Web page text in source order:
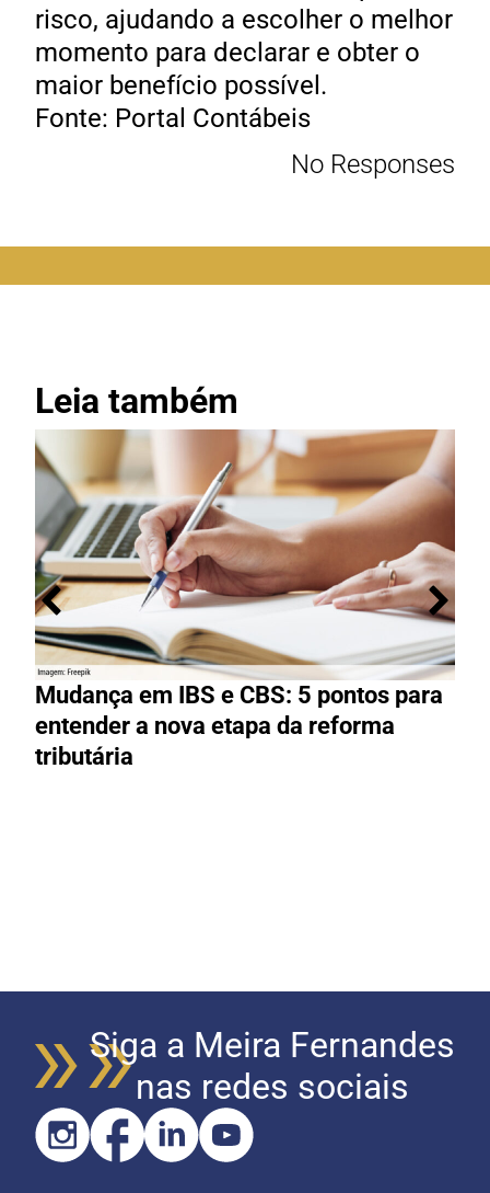
risco, ajudando a escolher o melhor
momento para declarar e obter o
maior benefício possível.
Fonte: Portal Contábeis
No Responses
Leia também
Mudança em IBS e CBS: 5 pontos para
entender a nova etapa da reforma
tributária
Siga a Meira Fernandes
nas redes sociais